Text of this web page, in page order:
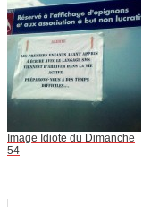
Image Idiote du Dimanche
54